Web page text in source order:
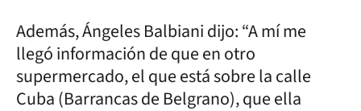
Además, Ángeles Balbiani dijo: “A mí me
llegó información de que en otro
supermercado, el que está sobre la calle
Cuba (Barrancas de Belgrano), que ella